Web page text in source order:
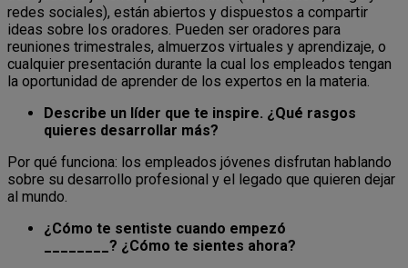
redes sociales), están abiertos y dispuestos a compartir
ideas sobre los oradores. Pueden ser oradores para
reuniones trimestrales, almuerzos virtuales y aprendizaje, o
cualquier presentación durante la cual los empleados tengan
la oportunidad de aprender de los expertos en la materia.
Describe un líder que te inspire. ¿Qué rasgos
quieres desarrollar más?
Por qué funciona: los empleados jóvenes disfrutan hablando
sobre su desarrollo profesional y el legado que quieren dejar
al mundo.
¿Cómo te sentiste cuando empezó
________? ¿Cómo te sientes ahora?